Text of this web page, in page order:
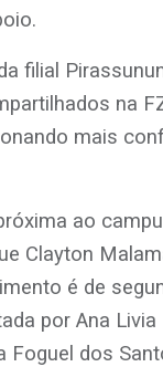
filial
na
mais
ao
Clayton
é de
por Ana
Foguel dos